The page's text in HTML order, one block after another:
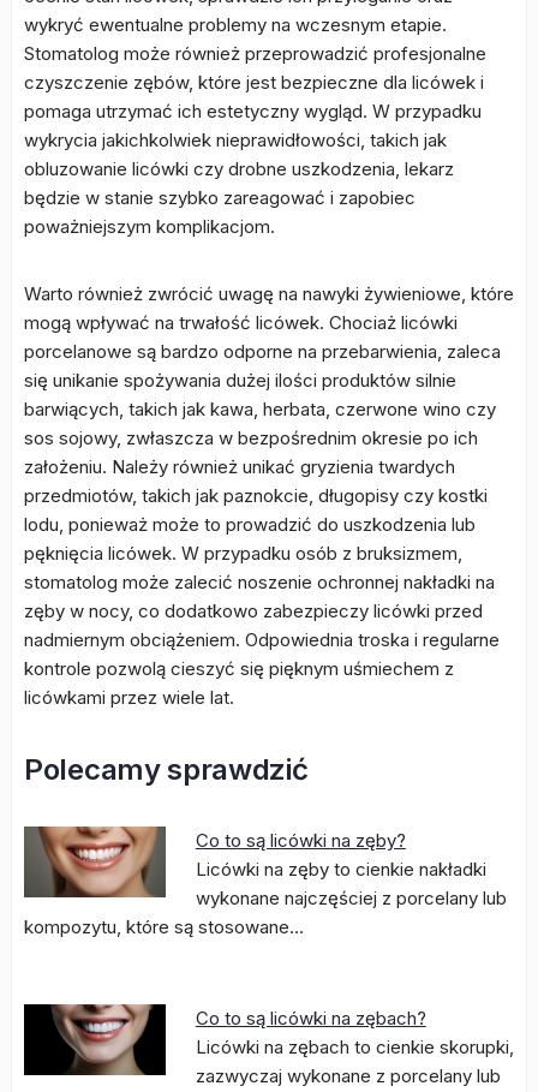
wykryć ewentualne problemy na wczesnym etapie.
Stomatolog może również przeprowadzić profesjonalne
czyszczenie zębów, które jest bezpieczne dla licówek i
pomaga utrzymać ich estetyczny wygląd. W przypadku
wykrycia jakichkolwiek nieprawidłowości, takich jak
obluzowanie licówki czy drobne uszkodzenia, lekarz
będzie w stanie szybko zareagować i zapobiec
poważniejszym komplikacjom.
Warto również zwrócić uwagę na nawyki żywieniowe, które
mogą wpływać na trwałość licówek. Chociaż licówki
porcelanowe są bardzo odporne na przebarwienia, zaleca
się unikanie spożywania dużej ilości produktów silnie
barwiących, takich jak kawa, herbata, czerwone wino czy
sos sojowy, zwłaszcza w bezpośrednim okresie po ich
założeniu. Należy również unikać gryzienia twardych
przedmiotów, takich jak paznokcie, długopisy czy kostki
lodu, ponieważ może to prowadzić do uszkodzenia lub
pęknięcia licówek. W przypadku osób z bruksizmem,
stomatolog może zalecić noszenie ochronnej nakładki na
zęby w nocy, co dodatkowo zabezpieczy licówki przed
nadmiernym obciążeniem. Odpowiednia troska i regularne
kontrole pozwolą cieszyć się pięknym uśmiechem z
licówkami przez wiele lat.
Polecamy sprawdzić
Co to są licówki na zęby?
Licówki na zęby to cienkie nakładki
wykonane najczęściej z porcelany lub
kompozytu, które są stosowane…
Co to są licówki na zębach?
Licówki na zębach to cienkie skorupki,
zazwyczaj wykonane z porcelany lub